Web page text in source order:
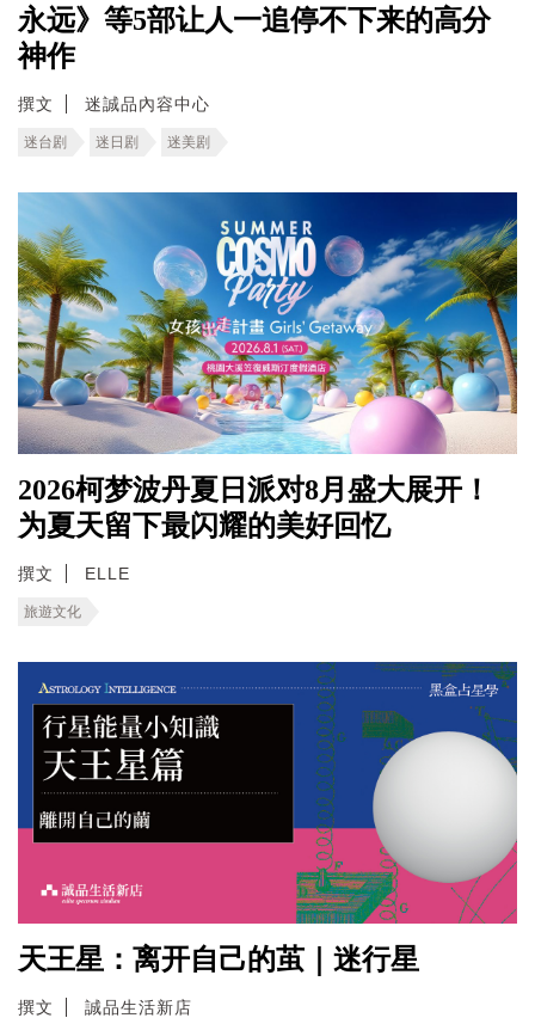
永远》等5部让人一追停不下来的高分
神作
撰文 迷誠品內容中心
迷台剧 迷日剧 迷美剧
2026柯梦波丹夏日派对8月盛大展开！
为夏天留下最闪耀的美好回忆
撰文 ELLE
旅遊文化
天王星：离开自己的茧｜迷行星
撰文 誠品生活新店